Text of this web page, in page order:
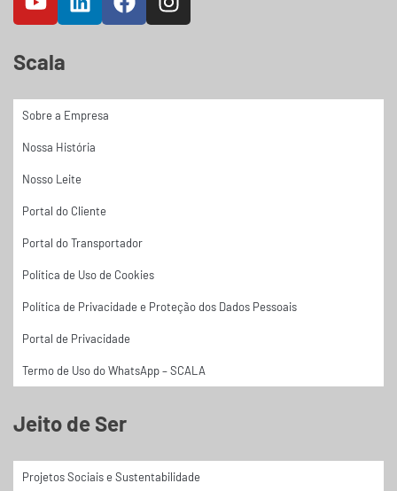
Scala
Sobre a Empresa
Nossa História
Nosso Leite
Portal do Cliente
Portal do Transportador
Política de Uso de Cookies
Política de Privacidade e Proteção dos Dados Pessoais
Portal de Privacidade
Termo de Uso do WhatsApp – SCALA
Jeito de Ser
Projetos Sociais e Sustentabilidade